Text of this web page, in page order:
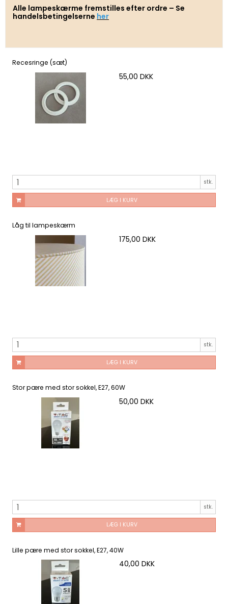
Alle lampeskærme fremstilles efter ordre – Se
handelsbetingelserne her
Recesringe (sæt)
55,00 DKK
stk.
LÆG I KURV
Låg til lampeskærm
175,00 DKK
stk.
LÆG I KURV
Stor pære med stor sokkel, E27, 60W
50,00 DKK
stk.
LÆG I KURV
Lille pære med stor sokkel, E27, 40W
40,00 DKK